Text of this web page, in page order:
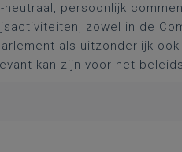
neutraal, persoonlijk
zowel in de
als uitzonderlijk
kan zijn voor het